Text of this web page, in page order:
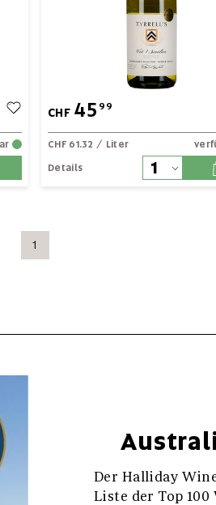
CHF 45 99
CHF 61.32 / Liter
Details
1
Der Halliday
Liste der Top